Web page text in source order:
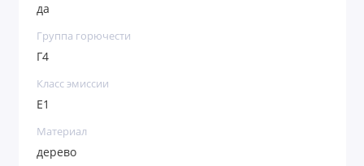
да
Группа горючести
Г4
Класс эмиссии
E1
Материал
дерево